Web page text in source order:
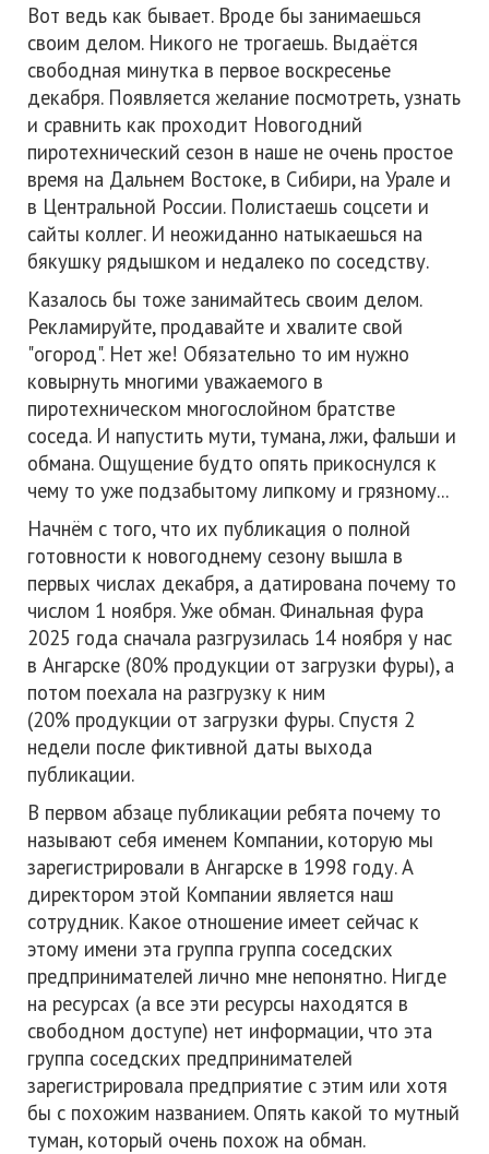
Вот ведь как бывает. Вроде бы занимаешься
своим делом. Никого не трогаешь. Выдаётся
свободная минутка в первое воскресенье
декабря. Появляется желание посмотреть, узнать
и сравнить как проходит Новогодний
пиротехнический сезон в наше не очень простое
время на Дальнем Востоке, в Сибири, на Урале и
в Центральной России. Полистаешь соцсети и
сайты коллег. И неожиданно натыкаешься на
бякушку рядышком и недалеко по соседству.
Казалось бы тоже занимайтесь своим делом.
Рекламируйте, продавайте и хвалите свой
"огород". Нет же! Обязательно то им нужно
ковырнуть многими уважаемого в
пиротехническом многослойном братстве
соседа. И напустить мути, тумана, лжи, фальши и
обмана. Ощущение будто опять прикоснулся к
чему то уже подзабытому липкому и грязному...
Начнём с того, что их публикация о полной
готовности к новогоднему сезону вышла в
первых числах декабря, а датирована почему то
числом 1 ноября. Уже обман. Финальная фура
2025 года сначала разгрузилась 14 ноября у нас
в Ангарске (80% продукции от загрузки фуры), а
потом поехала на разгрузку к ним
(20% продукции от загрузки фуры. Спустя 2
недели после фиктивной даты выхода
публикации.
В первом абзаце публикации ребята почему то
называют себя именем Компании, которую мы
зарегистрировали в Ангарске в 1998 году. А
директором этой Компании является наш
сотрудник. Какое отношение имеет сейчас к
этому имени эта группа группа соседских
предпринимателей лично мне непонятно. Нигде
на ресурсах (а все эти ресурсы находятся в
свободном доступе) нет информации, что эта
группа соседских предпринимателей
зарегистрировала предприятие с этим или хотя
бы с похожим названием. Опять какой то мутный
туман, который очень похож на обман.